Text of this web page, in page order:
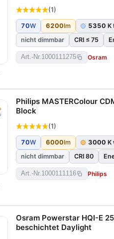
(1)
70W 6200lm 5350 K
nicht dimmbar
CRI ≤ 75
Art.-Nr.1000111275 Osram
Philips MASTERColour
Block
(1)
70W 6000lm 3000 K
nicht dimmbar
CRI 80
Art.-Nr.1000111116 Philips
Osram Powerstar HQI-E
beschichtet Daylight